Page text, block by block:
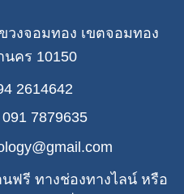
วงจอมทอง เขตจอมทอง
นคร 10150
2614642
7879635
ฟรี ทางช่องทางไลน์ หรือ